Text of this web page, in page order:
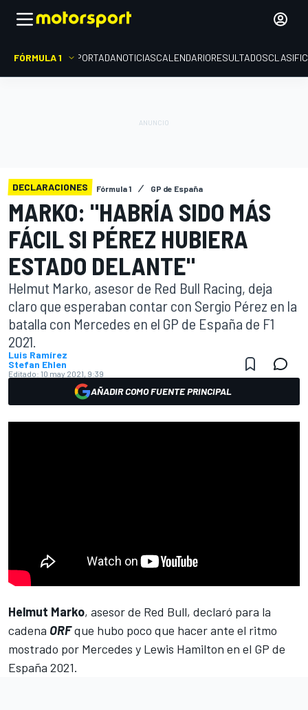
FÓRMULA 1 PORTADANOTICIASCALENDARIORESULTADOS
DECLARACIONES Fórmula 1 GP de España
MARKO: "HABRÍA SIDO MÁS
FÁCIL SI PÉREZ HUBIERA
ESTADO DELANTE"
Helmut Marko, asesor de Red Bull Racing, deja
claro que esperaban contar con Sergio Pérez en la
batalla con Mercedes en el GP de España de F1
2021.
Luis Ramírez
Stefan Ehlen
Editado: 10 may 2021, 9:39
AÑADIR COMO FUENTE PRINCIPAL
Helmut Marko, asesor de Red Bull, declaró para la
cadena ORFque hubo poco que hacerante el ritmo
mostrado por Mercedes y Lewis Hamilton en el GP de
España 2021.